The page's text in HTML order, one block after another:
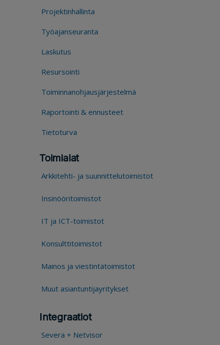
Projektinhallinta
Työajanseuranta
Laskutus
Resursointi
Toiminnanohjausjärjestelmä
Raportointi & ennusteet
Tietoturva
Toimialat
Arkkitehti- ja suunnittelutoimistot
Insinööritoimistot
IT ja ICT-toimistot
Konsulttitoimistot
Mainos ja viestintätoimistot
Muut asiantuntijayritykset
Integraatiot
Severa + Netvisor